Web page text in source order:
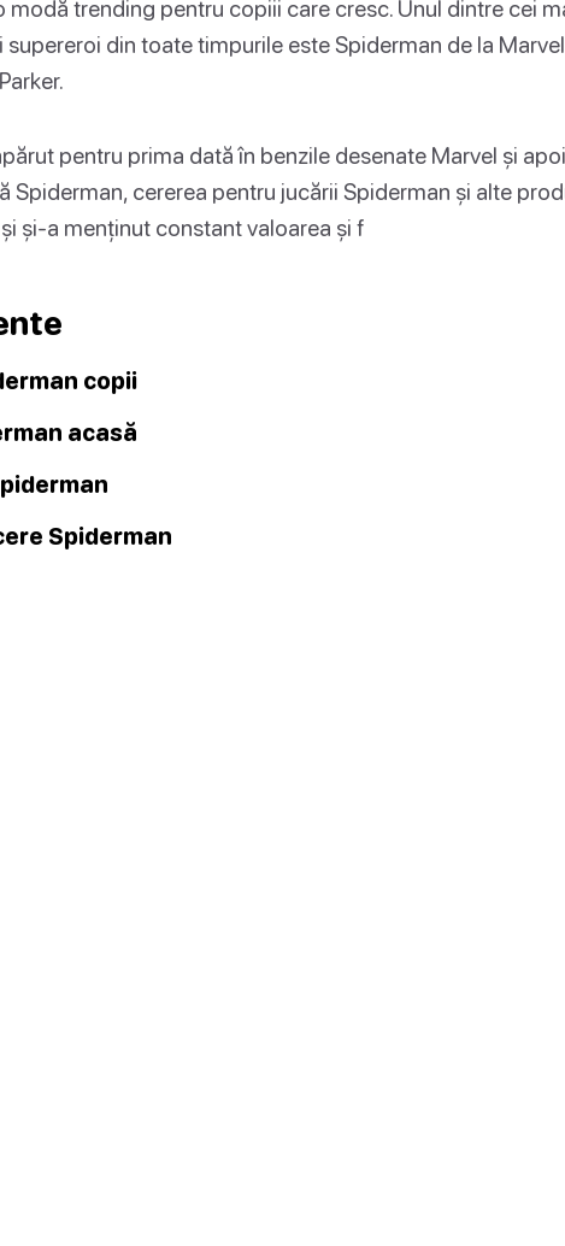
modă trending pentru copiii care cresc. Unul dintre cei
din toate timpurile este Spiderman de la
pentru prima dată în benzile desenate Marvel și
cererea pentru jucării Spiderman și alte
și-a menținut constant valoarea și f
copii
acasă
Spiderman